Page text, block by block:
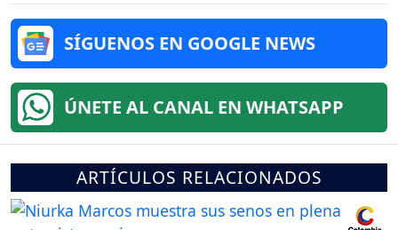
SÍGUENOS EN GOOGLE NEWS
ÚNETE AL CANAL EN WHATSAPP
ARTÍCULOS RELACIONADOS